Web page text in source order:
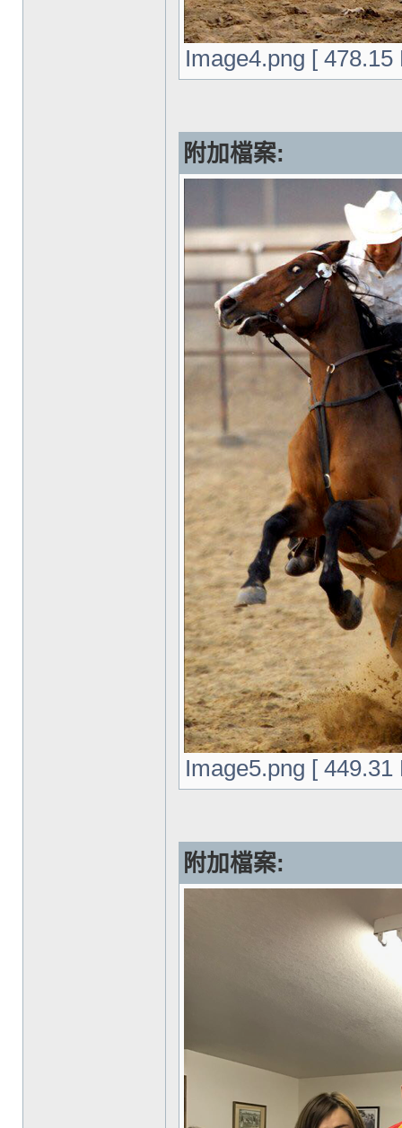
Image4.png [
附加檔案:
Image5.png [
附加檔案: